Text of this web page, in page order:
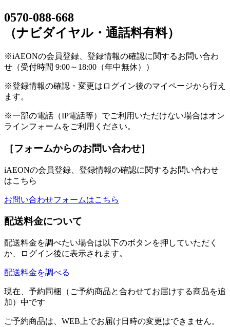
0570-088-668
（ナビダイヤル・通話料有料）
※iAEONの会員登録、登録情報の確認に関するお問い合わ
せ（受付時間 9:00～18:00（年中無休））
※登録情報の確認・変更はログイン後のマイページから行え
ます。
※一部の電話（IP電話等）でご利用いただけない場合はオン
ラインフォームをご利用ください。
［フォームからのお問い合わせ］
iAEONの会員登録、登録情報の確認に関するお問い合わせ
はこちら
お問い合わせフォームはこちら
配送料金について
配送料金を調べたい場合は以下のボタンを押していただく
か、ログイン後に表示されます。
配送料金を調べる
現在、予約同梱（ご予約商品と合わせてお届けする商品を追
加）中です
ご予約商品は、WEB上でお届け日時の変更はできません。